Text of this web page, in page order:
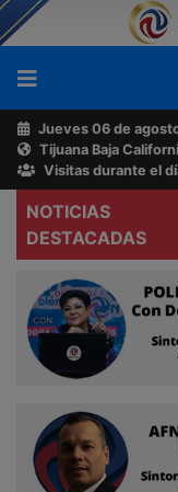
Jueves 06 de
Tijuana Baja
Visitas durante el
NOTICIAS
DESTACADAS
que existen
Buscador
Acerca
de
AFN
Ventas
Contacto
Reportero